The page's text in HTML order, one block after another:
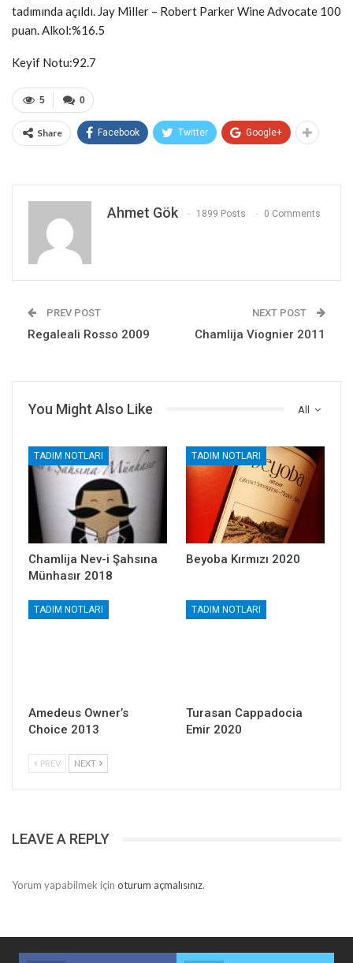
tadımında açıldı. Jay Miller – Robert Parker Wine Advocate 100
puan. Alkol:%16.5
Keyif Notu:92.7
0
5
Share Facebook Twitter Google+
Ahmet Gök 1899 Posts 0 Comments
PREV POST
Regaleali Rosso 2009
NEXT POST
Chamlija Viognier 2011
All
You Might Also Like
TADIM NOTLARI
Chamlija Nev-i Şahsına
Münhasır 2018
TADIM NOTLARI
Beyoba Kırmızı 2020
TADIM NOTLARI
Amedeus Owner’s
Choice 2013
TADIM NOTLARI
Turasan Cappadocia
Emir 2020
PREV NEXT
LEAVE A REPLY
Yorum yapabilmek için oturum açmalısınız.